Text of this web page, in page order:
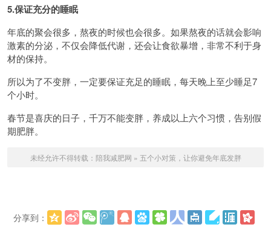
5.保证充分的睡眠
年底的聚会很多，熬夜的时候也会很多。如果熬夜的话就会影响
激素的分泌，不仅会降低代谢，还会让食欲暴增，非常不利于身
材的保持。
所以为了不变胖，一定要保证充足的睡眠，每天晚上至少睡足7
个小时。
春节是喜庆的日子，千万不能变胖，养成以上六个习惯，告别假
期肥胖。
未经允许不得转载： 陪我减肥网 » 五个小对策，让你避免年底发胖
分享到：